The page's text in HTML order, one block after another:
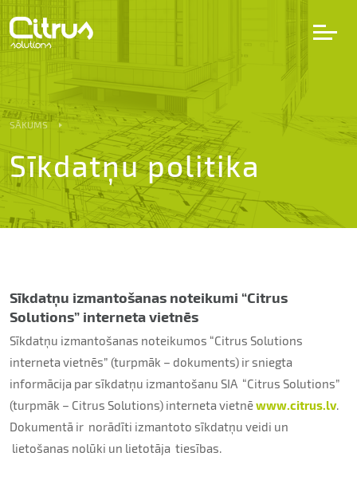
Pakalpojumi
Projekti
Karjera
Par uzņēmumu
Kontakti
SĀKUMS
Sīkdatņu politika
Sīkdatņu izmantošanas noteikumi “Citrus
Solutions” interneta vietnēs
Sīkdatņu izmantošanas noteikumos “Citrus Solutions
interneta vietnēs” (turpmāk – dokuments) ir sniegta
informācija par sīkdatņu izmantošanu SIA “Citrus Solutions”
(turpmāk – Citrus Solutions) interneta vietnēwww.citrus.lv.
Dokumentā ir norādīti izmantoto sīkdatņu veidi un
lietošanas nolūki un lietotāja tiesības.